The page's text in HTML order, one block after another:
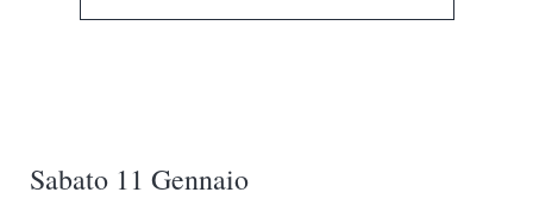
Sabato 11 Gennaio